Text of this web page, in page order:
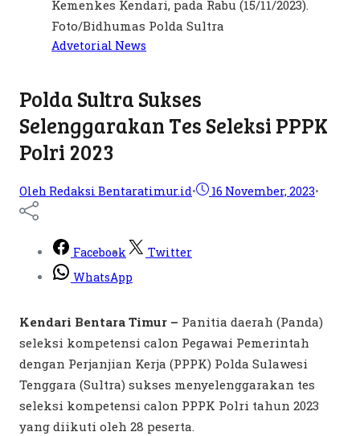
Advetorial News
Polda Sultra Sukses
Selenggarakan Tes Seleksi PPPK
Polri 2023
Oleh Redaksi Bentaratimur.id• 16 November, 2023•
Facebook
Twitter
WhatsApp
Kendari Bentara Timur – Panitia daerah (Panda)
seleksi kompetensi calon Pegawai Pemerintah
dengan Perjanjian Kerja (PPPK) Polda Sulawesi
Tenggara (Sultra) sukses menyelenggarakan tes
seleksi kompetensi calon PPPK Polri tahun 2023
yang diikuti oleh 28 peserta.